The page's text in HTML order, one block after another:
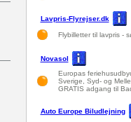
Lavpris-Flyrejser.dk
Flybilletter til lavpris -
Novasol
Europas
Sverige, Syd- og
GRATIS adgang til
Auto Europe Biludlejning